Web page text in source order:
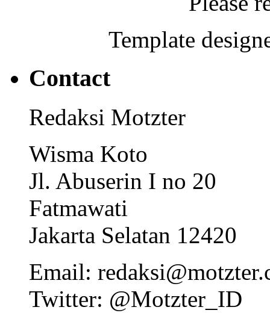
Template
Contact
Redaksi Motzter
Wisma Koto
Jl. Abuserin I no 20
Fatmawati
Jakarta Selatan 12420
Email:
Twitter: @Motzter_ID